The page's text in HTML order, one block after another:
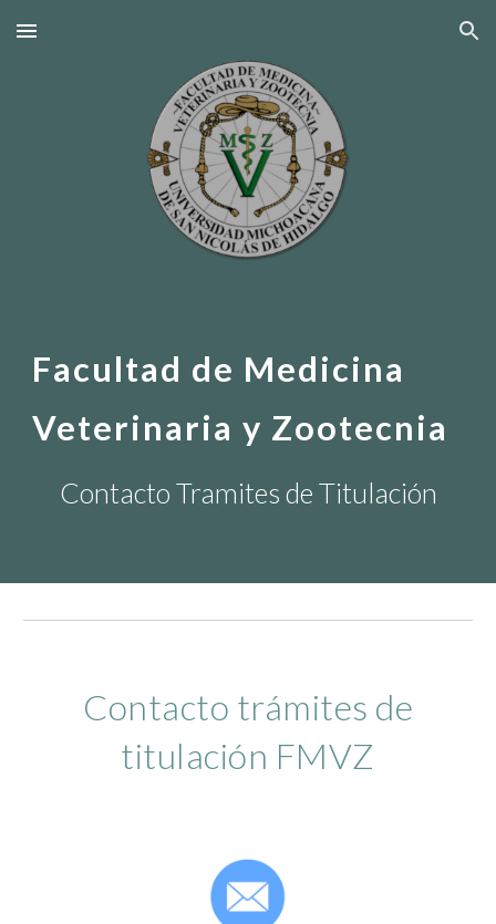
Skip to main content Skip to navigation
Facultad de Medicina
Veterinaria y Zootecnia
Contacto Tramites de Titulación
Contacto trámites de
titulación FMVZ